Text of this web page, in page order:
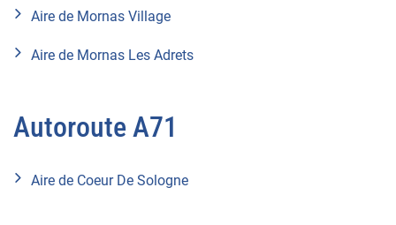
Aire de Mornas Village
Aire de Mornas Les Adrets
Autoroute A71
Aire de Coeur De Sologne